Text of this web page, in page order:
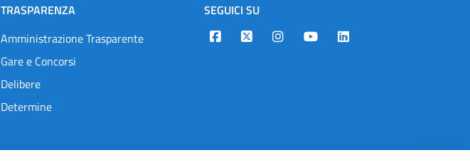
TRASPARENZA
Amministrazione Trasparente
Gare e Concorsi
Delibere
Determine
SEGUICI SU
Designers Italia
TwitterInstagramYoutubeLinkedin